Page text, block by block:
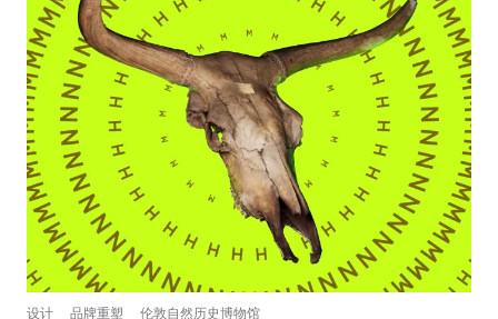
设计 品牌重塑 伦敦自然历史博物馆